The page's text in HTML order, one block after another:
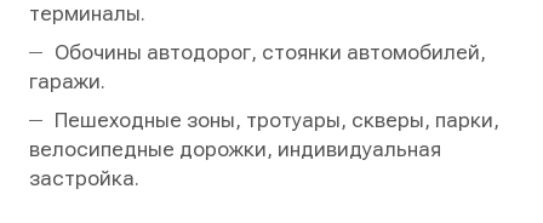
терминалы.
Обочины автодорог, стоянки автомобилей,
гаражи.
Пешеходные зоны, тротуары, скверы, парки,
велосипедные дорожки, индивидуальная
застройка.